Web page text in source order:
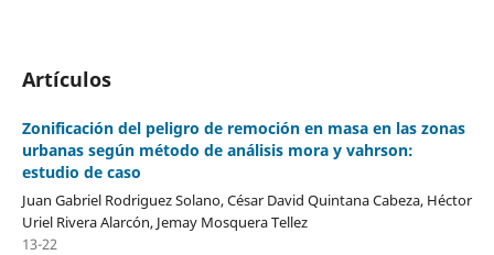
Artículos
Zonificación del peligro de remoción en masa en las zonas
urbanas según método de análisis mora y vahrson:
estudio de caso
Juan Gabriel Rodriguez Solano, César David Quintana Cabeza, Héctor
Uriel Rivera Alarcón, Jemay Mosquera Tellez
13-22